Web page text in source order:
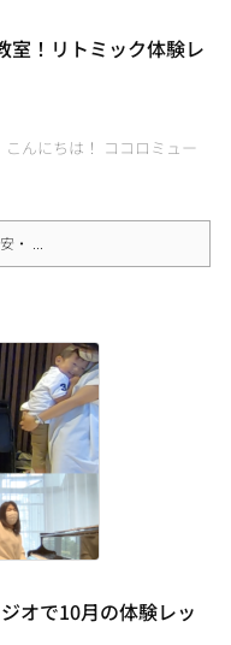
室！リトミック体験レ
んにちは！ ココロミュー
・ ...
オで10月の体験レッ